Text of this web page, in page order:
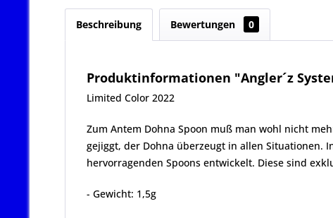
Beschreibung Bewertungen 0
Produktinformationen "Angler´z
Limited Color 2022
Zum Antem Dohna Spoon muß man wohl nicht
gejiggt, der Dohna überzeugt in allen Situationen.
hervorragenden Spoons entwickelt. Diese sind
- Gewicht: 1,5g